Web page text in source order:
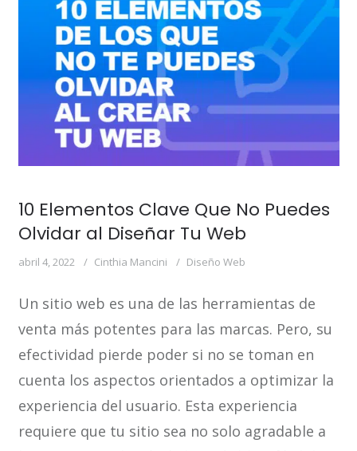
10 Elementos Clave Que No Puedes
Olvidar al Diseñar Tu Web
abril 4, 2022 Cinthia Mancini Diseño Web
Un sitio web es una de las herramientas de
venta más potentes para las marcas. Pero, su
efectividad pierde poder si no se toman en
cuenta los aspectos orientados a optimizar la
experiencia del usuario. Esta experiencia
requiere que tu sitio sea no solo agradable a